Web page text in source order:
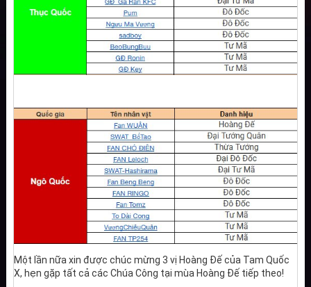
Một lần nữa xin được chúc mừng 3 vị Hoàng Đế của Tam Quốc
X, hẹn gặp tất cả các Chúa Công tại mùa Hoàng Đế tiếp theo!